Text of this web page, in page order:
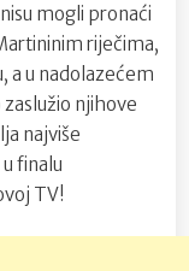
mogli pronaći
riječima,
a u nadolazećem
njihove
najviše
finalu
TV!